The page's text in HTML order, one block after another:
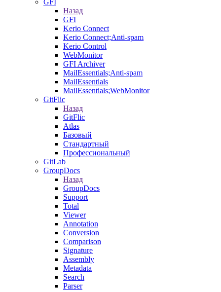
GFI
Назад
GFI
Kerio Connect
Kerio Connect;Anti-spam
Kerio Control
WebMonitor
GFI Archiver
MailEssentials;Anti-spam
MailEssentials
MailEssentials;WebMonitor
GitFlic
Назад
GitFlic
Atlas
Базовый
Стандартный
Профессиональный
GitLab
GroupDocs
Назад
GroupDocs
Support
Total
Viewer
Annotation
Conversion
Comparison
Signature
Assembly
Metadata
Search
Parser